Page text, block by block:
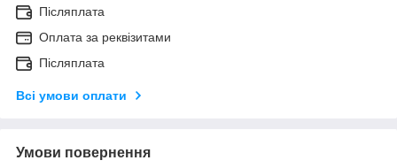
Післяплата
Оплата за реквізитами
Післяплата
Всі умови оплати
Умови повернення